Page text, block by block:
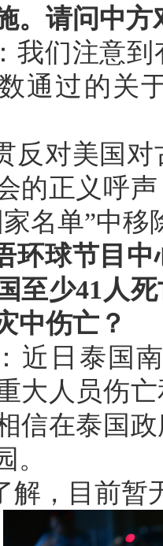
。请问中方
我们注意
通过的关
反对美国
的正义呼
名单”中移
环球节目
至少41人
中伤亡？
近日泰国
大人员伤
信在泰国
。
解，目前暂